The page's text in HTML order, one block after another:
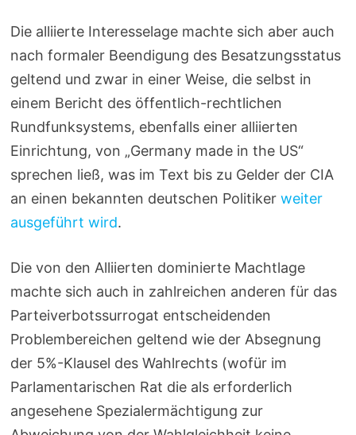
Die alliierte Interesselage machte sich aber auch
nach formaler Beendigung des Besatzungsstatus
geltend und zwar in einer Weise, die selbst in
einem Bericht des öffentlich-rechtlichen
Rundfunksystems, ebenfalls einer alliierten
Einrichtung, von „Germany made in the US“
sprechen ließ, was im Text bis zu Gelder der CIA
an einen bekannten deutschen Politiker weiter
ausgeführt wird.
Die von den Alliierten dominierte Machtlage
machte sich auch in zahlreichen anderen für das
Parteiverbotssurrogat entscheidenden
Problembereichen geltend wie der Absegnung
der 5%-Klausel des Wahlrechts (wofür im
Parlamentarischen Rat die als erforderlich
angesehene Spezialermächtigung zur